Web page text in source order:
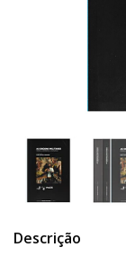
Descrição